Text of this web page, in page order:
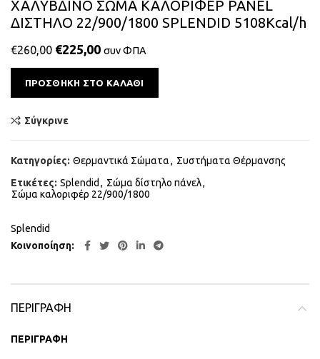
ΧΑΛΥΒΔΙΝΟ ΣΩΜΑ ΚΑΛΟΡΙΦΕΡ PANEL
ΔΙΣΤΗΛΟ 22/900/1800 SPLENDID 5108Kcal/h
€260,00 €225,00 συν ΦΠΑ
ΠΡΟΣΘΉΚΗ ΣΤΟ ΚΑΛΆΘΙ
Σύγκρινε
Κατηγορίες: Θερμαντικά Σώματα, Συστήματα Θέρμανσης
Ετικέτες: Splendid , Σώμα δίστηλο πάνελ,
Σώμα καλοριφέρ 22/900/1800
Splendid
Κοινοποίηση
ΠΕΡΙΓΡΑΦΉ
ΠΕΡΙΓΡΑΦΗ